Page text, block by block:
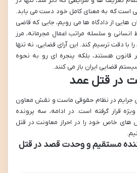
است که به معنای کامل خود دست می یابد.
هایی از دادگاه ها می رویم، جایی که قاضی
انسانی و سلسله مراتب اعمال مجرمانه، مرز
با دقت ترسیم کند. این آرای قضایی، نه تنها
قانون هستند، بلکه پنجره ای رو به نحوه
قضایی ایران باز می کنند.
در قتل عمد
جرایم در نظام حقوقی ماست و نقش معاون
قرار گرفته است. در ادامه، سه پرونده
خاص خود را در احراز معاونت در قتل
مستقیم و وحدت قصد در قتل